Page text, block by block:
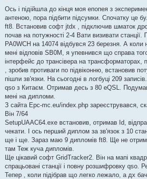
в
д
о
л
е
н
я
Ось і підійшла до кінця моя епопея з
антеною, пора підбити підсумки. Спочатку це
ft8. Встановив софт jtdx , підключив шматок
почав на потужності 2-4 Вати визивати станції.
PA0WCH на 14074 відбувся 23 березня. А коли
мені відповів SB0M, я упевнився що справа
інтерфейс до трансівера на трансформаторах,
, зробив противаги по підвіконню, встановив
пішли зв'язки. На сьогодні в логбуці 209
qso з Китаєм. Отримав десь з 80 eQSL.
мені на дипломи.
З сайта Epc-mc.eu/index.php зареєструвався,
Він 7/64
SetupUAAC64.exe встановив, отримав Id,
чекати. І ось перший диплом за зв'язок з 10
ще і ще. Зараз маю 9 дипломів ft8. Ще не
там Теж куча дипломів.
Ще цікавий софт GridTracker2. Він на мапі
спрацьовані станції і повну розшифровку qso.
Тепер , коли підібрав що легко лежало, а дх